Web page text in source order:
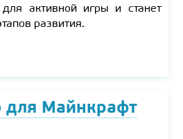
активной игры и станет
развития.
для Майнкрафт